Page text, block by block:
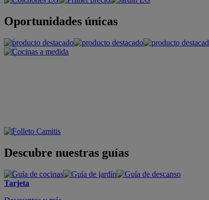
Oportunidades únicas
Descubre nuestras guías
Tarjeta